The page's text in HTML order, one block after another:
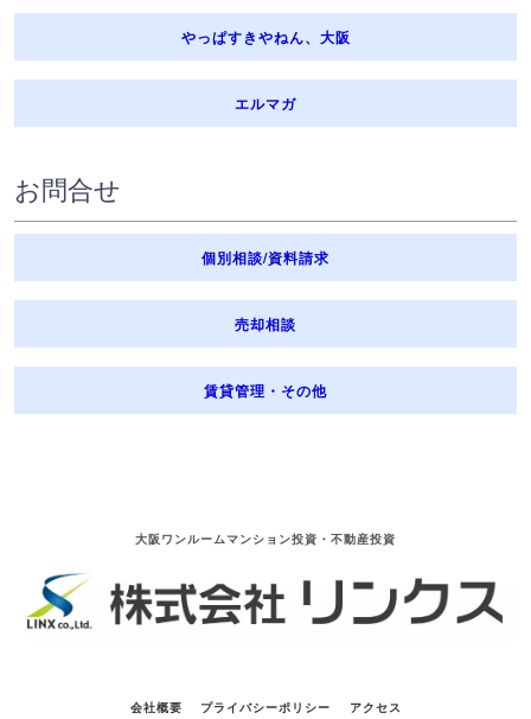
③ 人の生命、身体又は財産の保護のために必要がある場合
④ 公衆衛生の向上又は児童の健全な育成の推進のために特に必要がある
場合
める事務を遂行することに対して協力する必要がある場合
情報を取得、利用又は第三者に提供する場合
⑦ 相続手続きによる権利義務の移転等の遂行に必要な限りにおいて、セ
⑧ 不動産事業・ファイナンシャルプランニング事業・保険業その他の金
づき業務遂行上必要な範囲でセンシティブ情報を取得、利用又は第三者
弊社の個人情報の取扱い及び安全管理に係わる適切な措置については、
ータの保有者である委託会社に対してもお取次ぎをいたします。
10. お問い合わせ・ご相談・苦情への対応
弊社は、個人情報の取り扱いに関する苦情・ご相談に迅速に対応いたし
ます。ご連絡先は、下記のお問い合わせ窓口となります。また、保険事
やっぱすきやねん、大阪
エルマガ
お問合せ
個別相談/資料請求
売却相談
賃貸管理・その他
大阪ワンルームマンション投資・不動産投資
会社概要 プライバシーポリシー アクセス